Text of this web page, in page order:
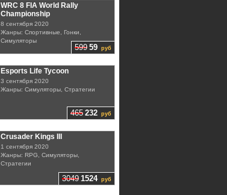
599 59 руб
WRC 8 FIA World Rally
Championship
8 сентября 2020
Жанры: Спортивные, Гонки,
Симуляторы
465 232 руб
Esports Life Tycoon
3 сентября 2020
Жанры: Симуляторы, Стратегии
3049 1524руб
Crusader Kings III
1 сентября 2020
Жанры: RPG, Симуляторы,
Стратегии